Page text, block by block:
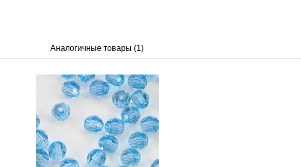
Аналогичные товары (1)